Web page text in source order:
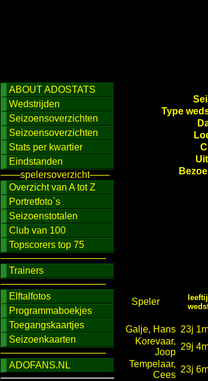
ABOUT ADOSTATS
Wedstrijden
Seizoensoverzichten
Seizoensoverzichten
Stats per kwartier
Eindstanden
───spelersoverzicht───
Overzicht van A tot Z
Portretfoto`s
Seizoenstotalen
Club van 100
Topscorers top 75
────────────────
Trainers
────────────────
Elftalfotos
Programmaboekjes
Toegangskaartjes
Seizoenkaarten
────────────────
ADOFANS.NL
Type
Speler
Galje, Hans 23j
Korevaar,
Joop
29j
Tempelaar,
Cees
23j